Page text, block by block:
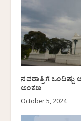
ನವರಾತ್ರಿಗೆ
ಅಂಕಣ
October 5, 2024